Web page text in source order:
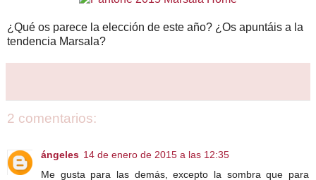
¿Qué os parece la elección de este año? ¿Os apuntáis a la
tendencia Marsala?
2 comentarios:
ángeles 14 de enero de 2015 a las 12:35
Me gusta para las demás, excepto la sombra que para